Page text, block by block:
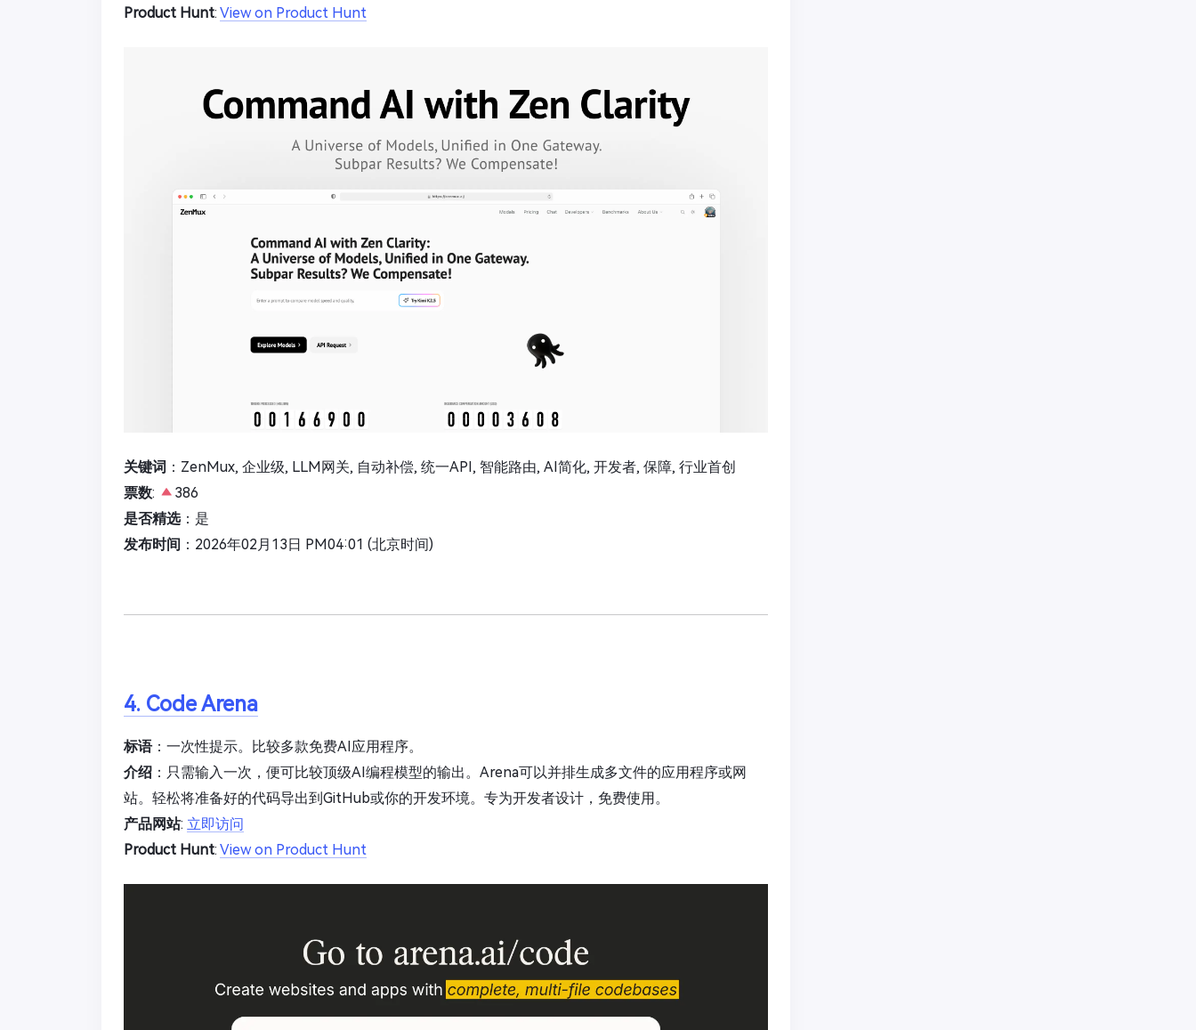
Product Hunt: View on Product Hunt
关键词 ：ZenMux, 企业级, LLM网关, 自动补偿, 统一API, 智能路由, AI简化, 开发者, 保障, 行业首创
票数:
386
是否精选：是
发布时间 ：2026年02月13日 PM04:01 (北京时间)
4. Code Arena
标语：一次性提示。比较多款免费AI应用程序。
介绍 ：只需输入一次，便可比较顶级AI编程模型的输出。Arena可以并排生成多文件的应用程序或网
站。轻松将准备好的代码导出到GitHub或你的开发环境。专为开发者设计，免费使用。
产品网站: 立即访问
Product Hunt: View on Product Hunt